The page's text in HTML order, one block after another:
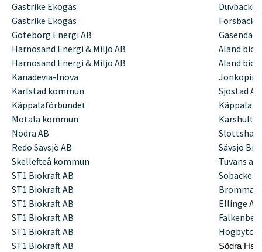
Gästrike Ekogas
Gästrike Ekogas
Göteborg Energi AB
Gasendal
Härnösand Energi & Miljö AB
Äland
Härnösand Energi & Miljö AB
Äland
Kanadevia-Inova
Karlstad kommun
Sjöstad
Käppalaförbundet
Käppala
Motala kommun
Karshult
Nodra AB
Redo Sävsjö AB
Sävsjö
Skellefteå kommun
Tuvans
ST1 Biokraft AB
Sobacken,
ST1 Biokraft AB
Bromma
ST1 Biokraft AB
Ellinge
ST1 Biokraft AB
ST1 Biokraft AB
ST1 Biokraft AB
Södra